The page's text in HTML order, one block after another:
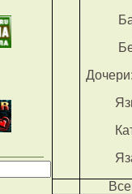
Дочери: